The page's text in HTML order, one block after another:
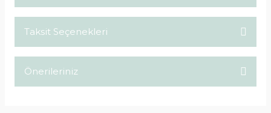
Taksit Seçenekleri
Önerileriniz